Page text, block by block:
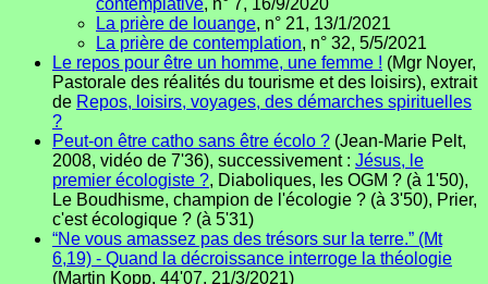
La prière de louange, n° 21, 13/1/2021
La prière de contemplation, n° 32, 5/5/2021
Le repos pour être un homme, une femme ! (Mgr Noyer,
Pastorale des réalités du tourisme et des loisirs), extrait
de Repos, loisirs, voyages, des démarches spirituelles
?
Peut-on être catho sans être écolo ? (Jean-Marie Pelt,
2008, vidéo de 7'36), successivement : Jésus, le
premier écologiste ?, Diaboliques, les OGM ? (à 1'50),
Le Boudhisme, champion de l'écologie ? (à 3'50), Prier,
c'est écologique ? (à 5'31)
“Ne vous amassez pas des trésors sur la terre.” (Mt
6,19) - Quand la décroissance interroge la théologie
(Martin Kopp, 44'07, 21/3/2021)